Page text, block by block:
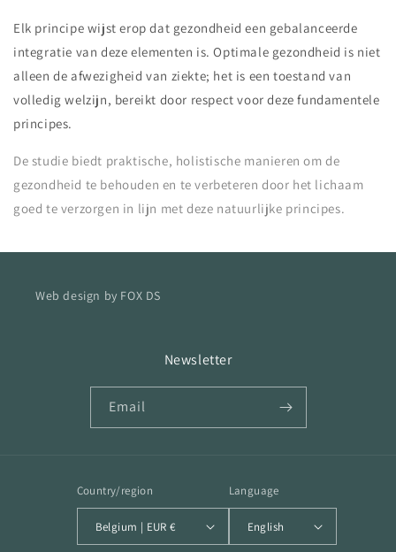
Elk principe wijst erop dat gezondheid een gebalanceerde
integratie van deze elementen is. Optimale gezondheid is niet
alleen de afwezigheid van ziekte; het is een toestand van
volledig welzijn, bereikt door respect voor deze fundamentele
principes.
De studie biedt praktische, holistische manieren om de
gezondheid te behouden en te verbeteren door het lichaam
goed te verzorgen in lijn met deze natuurlijke principes.
Web design by FOX DS
Newsletter
Email
Country/region
Belgium | EUR €
Language
English